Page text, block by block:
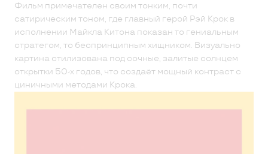
Фильм примечателен своим тонким, почти
сатирическим тоном, где главный герой Рэй Крок в
исполнении Майкла Китона показан то гениальным
стратегом, то беспринципным хищником. Визуально
картина стилизована под сочные, залитые солнцем
открытки 50-х годов, что создаёт мощный контраст с
циничными методами Крока.